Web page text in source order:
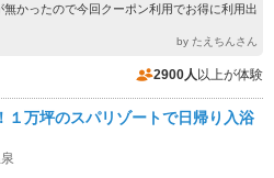
かったので今回クーポン利用でお得に利用出
by たえちんさん
2900人 以上が体験
万坪のスパリゾートで日帰り入浴